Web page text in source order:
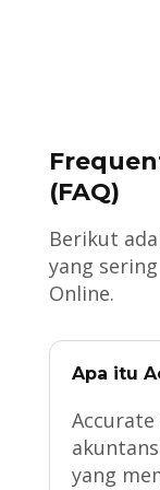
(FAQ)
Berikut
yang
Online.
Apa itu
yang